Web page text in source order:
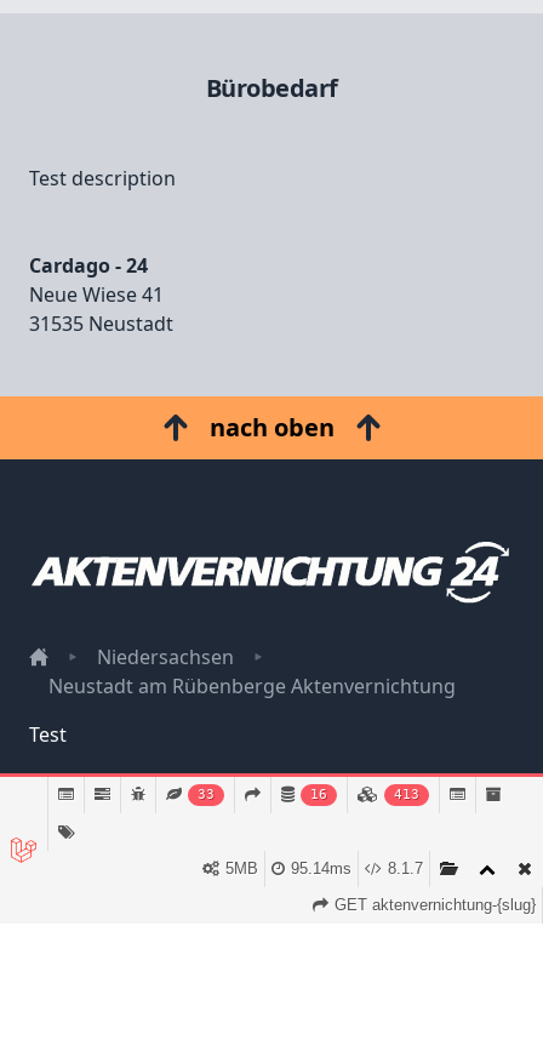
Bürobedarf
Test description
Cardago - 24
Neue Wiese 41
31535 Neustadt
nach oben
Niedersachsen
Neustadt am Rübenberge Aktenvernichtung
Test
Impressum
Datenschutz
33 16 413
8.1.7
95.14ms
5MB
GET aktenvernichtung-{slug}